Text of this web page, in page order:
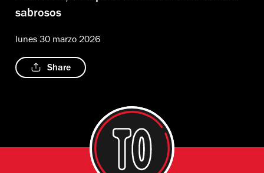
sabrosos
lunes 30 marzo 2026
Share